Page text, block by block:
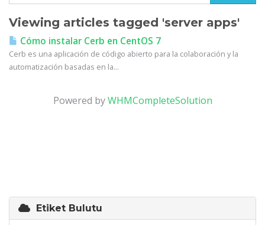
Viewing articles tagged 'server apps'
Cómo instalar Cerb en CentOS 7
Cerb es una aplicación de código abierto para la colaboración y la
automatización basadas en la...
Powered byWHMCompleteSolution
Etiket Bulutu